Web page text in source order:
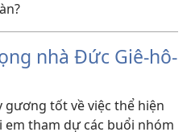
nhà Đức Giê-hô-
gương tốt về việc thể hiện
tham dự các buổi nhóm